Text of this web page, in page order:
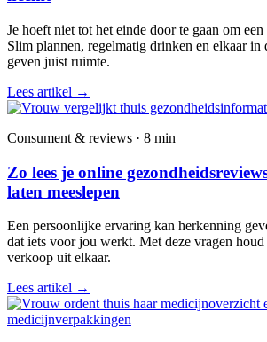
Je hoeft niet tot het einde door te gaan om
Slim plannen, regelmatig drinken en elkaar in
geven juist ruimte.
Lees artikel →
Consument & reviews · 8 min
Zo lees je online
laten meeslepen
Een persoonlijke ervaring kan herkenning
dat iets voor jou werkt. Met deze vragen
verkoop uit elkaar.
Lees artikel →